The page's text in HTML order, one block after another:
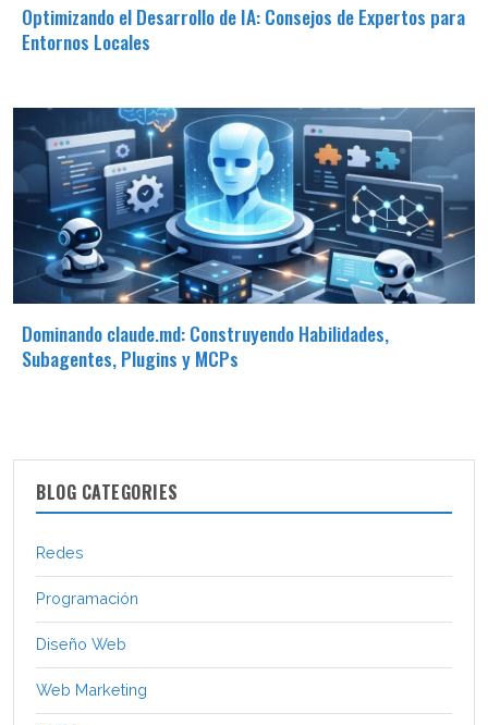
Optimizando el Desarrollo de IA: Consejos de Expertos para
Entornos Locales
Dominando claude.md: Construyendo Habilidades,
Subagentes, Plugins y MCPs
BLOG CATEGORIES
Redes
Programación
Diseño Web
Web Marketing